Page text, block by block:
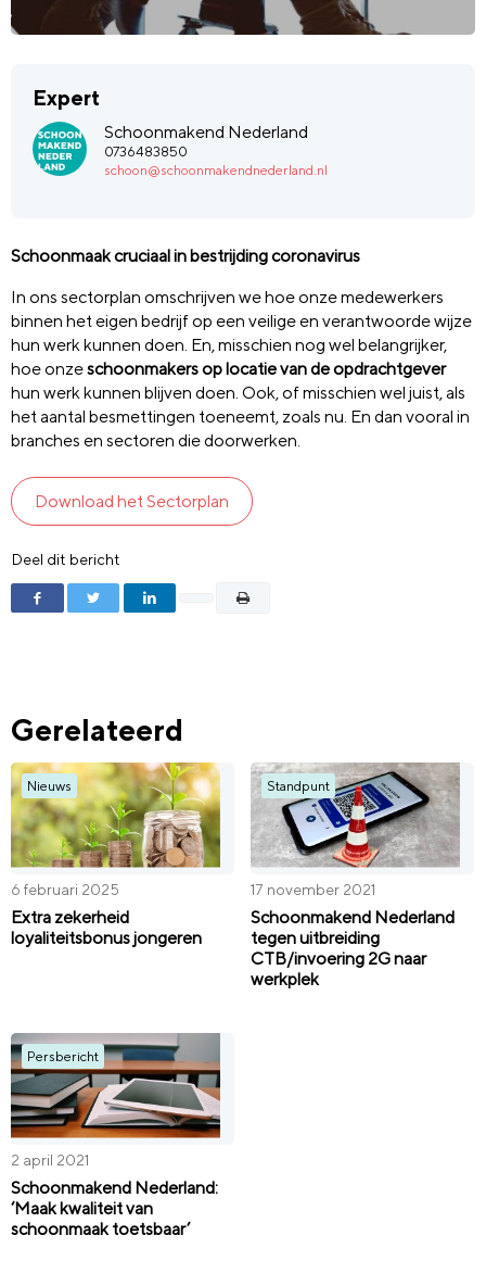
Expert
Schoonmakend Nederland
0736483850
schoon@schoonmakendnederland.nl
Schoonmaak cruciaal in bestrijding coronavirus
In ons sectorplan omschrijven we hoe onze medewerkers
binnen het eigen bedrijf op een veilige en verantwoorde wijze
hun werk kunnen doen. En, misschien nog wel belangrijker,
hoe onzeschoonmakers op locatie van de opdrachtgever
hun werk kunnen blijven doen. Ook, of misschien wel juist, als
het aantal besmettingen toeneemt, zoals nu. En dan vooral in
branches en sectoren die doorwerken.
Download het Sectorplan
Deel dit bericht
Gerelateerd
Nieuws
6 februari 2025
Extra zekerheid
loyaliteitsbonus jongeren
Standpunt
17 november 2021
Schoonmakend Nederland
tegen uitbreiding
CTB/invoering 2G naar
werkplek
Persbericht
2 april 2021
Schoonmakend Nederland:
‘Maak kwaliteit van
schoonmaak toetsbaar’